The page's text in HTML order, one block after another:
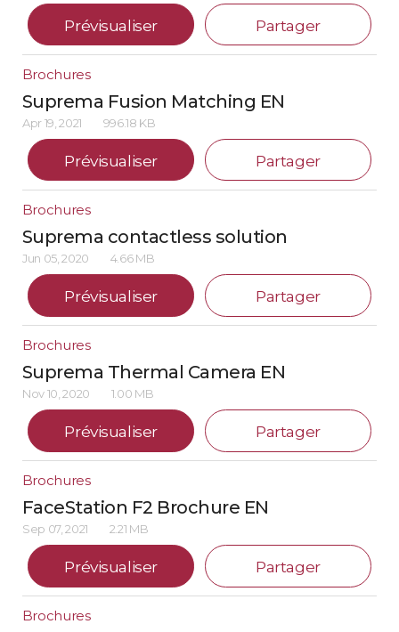
Prévisualiser Partager
Brochures
Suprema Fusion Matching EN
Apr 19, 2021 996.18 KB
Prévisualiser Partager
Brochures
Suprema contactless solution
Jun 05, 2020 4.66 MB
Prévisualiser Partager
Brochures
Suprema Thermal Camera EN
Nov 10, 2020 1.00 MB
Prévisualiser Partager
Brochures
FaceStation F2 Brochure EN
Sep 07, 2021 2.21 MB
Prévisualiser Partager
Brochures